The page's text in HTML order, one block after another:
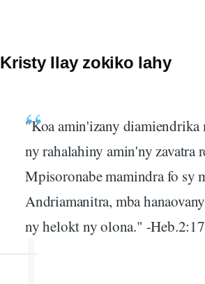
Kristy Ilay zokiko lahy
"Koa amin'izany diamiendrika
ny rahalahiny amin'ny zavatra
Mpisoronabe mamindra fo sy
Andriamanitra, mba
ny helokt ny olona." -